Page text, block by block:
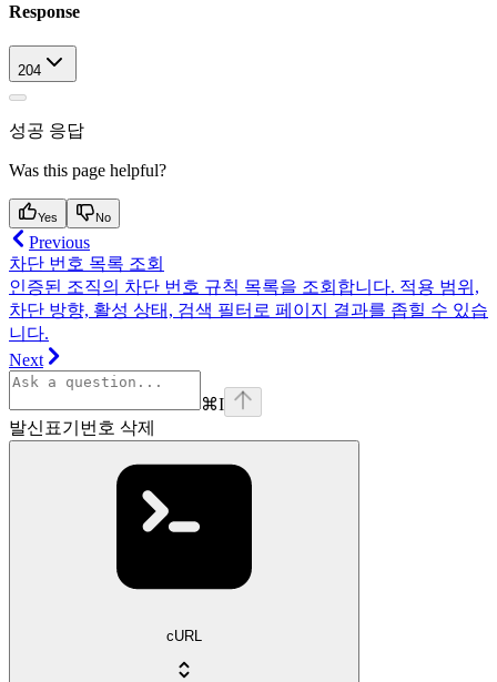
Response
204
성공 응답
Was this page helpful?
Yes No
Previous
차단 번호 목록 조회
인증된 조직의 차단 번호 규칙 목록을 조회합니다. 적용 범위,
차단 방향, 활성 상태, 검색 필터로 페이지 결과를 좁힐 수 있습
니다.
Next
⌘I
발신표기번호 삭제
cURL